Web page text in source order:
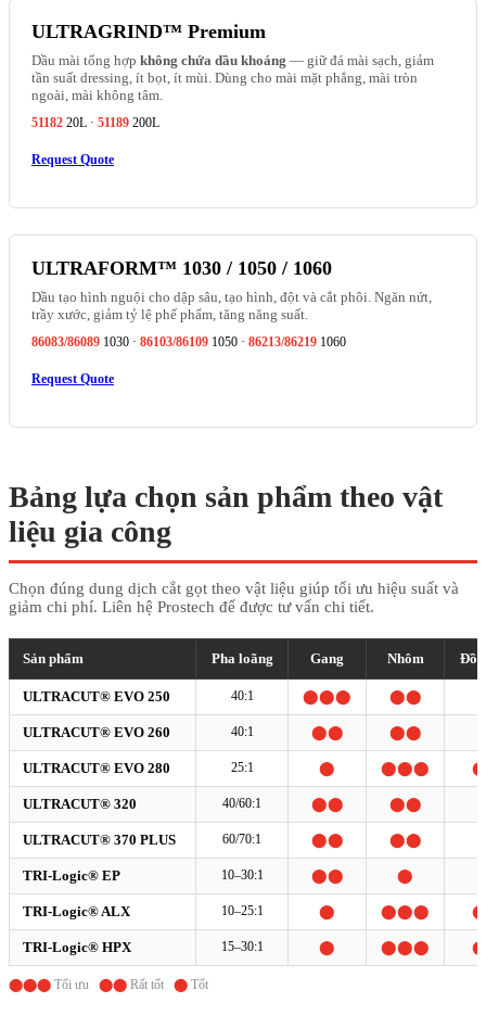
ULTRAGRIND™ Premium
Dầu mài tổng hợp không chứa dầu khoáng — giữ đá mài sạch, giảm
tần suất dressing, ít bọt, ít mùi. Dùng cho mài mặt phẳng, mài tròn
ngoài, mài không tâm.
51182 20L · 51189 200L
Request Quote
ULTRAFORM™ 1030 / 1050 / 1060
Dầu tạo hình nguội cho dập sâu, tạo hình, đột và cắt phôi. Ngăn nứt,
trầy xước, giảm tỷ lệ phế phẩm, tăng năng suất.
86083/86089 1030 · 86103/86109 1050 · 86213/86219 1060
Request Quote
Bảng lựa chọn sản phẩm theo vật
liệu gia công
Chọn đúng dung dịch cắt gọt theo vật liệu giúp tối ưu hiệu suất và
giảm chi phí. Liên hệ Prostech để được tư vấn chi tiết.
Sản phẩm Pha loãng Gang Nhôm
ULTRACUT® EVO 250 40:1 ⬤⬤⬤ ⬤⬤
ULTRACUT® EVO 260 40:1 ⬤⬤ ⬤⬤
ULTRACUT® EVO 280 25:1 ⬤ ⬤⬤⬤
ULTRACUT® 320 40/60:1 ⬤⬤ ⬤⬤
ULTRACUT® 370 PLUS 60/70:1 ⬤⬤ ⬤⬤
TRI-Logic® EP 10–30:1 ⬤⬤ ⬤
TRI-Logic® ALX 10–25:1 ⬤ ⬤⬤⬤
TRI-Logic® HPX 15–30:1 ⬤ ⬤⬤⬤
⬤⬤⬤ Tối ưu ⬤⬤ Rất tốt ⬤ Tốt